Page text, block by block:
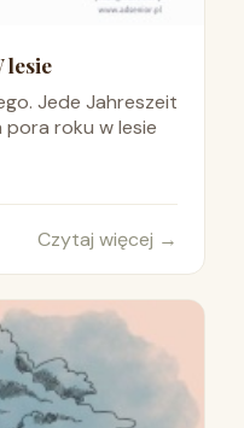
lesie
Jede Jahreszeit
roku w lesie
Czytaj więcej →